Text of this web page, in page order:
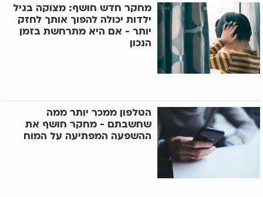
מחקר חדש חושף: מצוקה בגיל
ילדות יכולה להפוך אותך לחזק
יותר - אם היא מתרחשת בזמן
הנכון
הטלפון ממכר יותר ממה
שחשבתם - מחקר חושף את
ההשפעה המפתיעה על המוח